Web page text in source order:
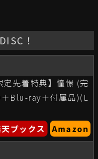
！
定先着特典】憧憬 (完
Blu-ray＋付属品)(L
ブックス
Amazon